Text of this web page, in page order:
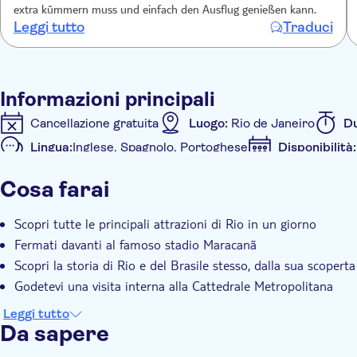
prendi le iconiche funivie fino al Pan di Zucchero sul
punto panoramico con vista sulla baia di Guanabara
completa la tua ascesa verso la cima del Pan di
goditi il pranzo in una casa barbecue prima di
Cosme Vehlo
attraversa la rigogliosa e fitta foresta pluviale di
Urca prima di risalire sull'autobus
extra kümmern muss und einfach den Ausflug genießen kann.
Leggi tutto Traduci
Informazioni principali
Cancellazione gratuita Luogo: Rio de Janeiro
Lingua:Inglese, Spagnolo, Portoghese Disponibilità:
Conferma istantanea
Cosa farai
Scopri tutte le principali attrazioni di Rio in un giorno
Fermati davanti al famoso stadio Maracanã
Scopri la storia di Rio e del Brasile stesso, dalla sua
Godetevi una visita interna alla Cattedrale Metropolitana
Leggi tutto
Da sapere